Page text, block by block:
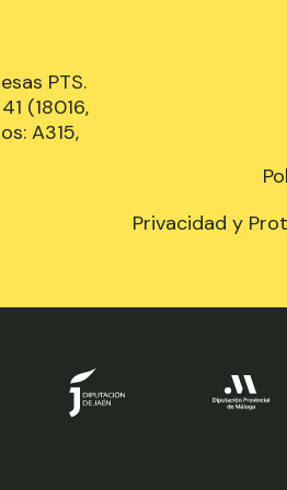
PTS.
(18016,
A315,
Privacidad y